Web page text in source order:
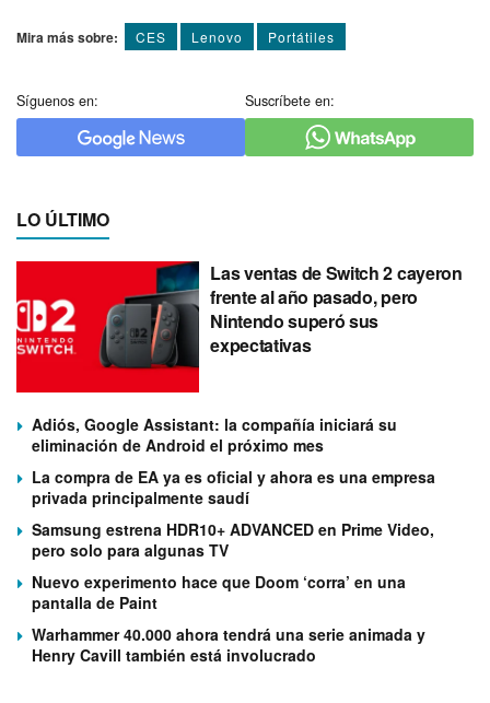
Mira más sobre: CES Lenovo Portátiles
Síguenos en: Suscríbete en:
LO ÚLTIMO
Las ventas de Switch 2 cayeron
frente al año pasado, pero
Nintendo superó sus
expectativas
Adiós, Google Assistant: la compañía iniciará su
eliminación de Android el próximo mes
La compra de EA ya es oficial y ahora es una empresa
privada principalmente saudí
Samsung estrena HDR10+ ADVANCED en Prime Video,
pero solo para algunas TV
Nuevo experimento hace que Doom ‘corra’ en una
pantalla de Paint
Warhammer 40.000 ahora tendrá una serie animada y
Henry Cavill también está involucrado